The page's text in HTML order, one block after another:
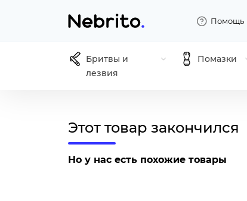
Помощь
Бритвы и
лезвия
Помазки
Этот товар закончился
Но у нас есть похожие товары